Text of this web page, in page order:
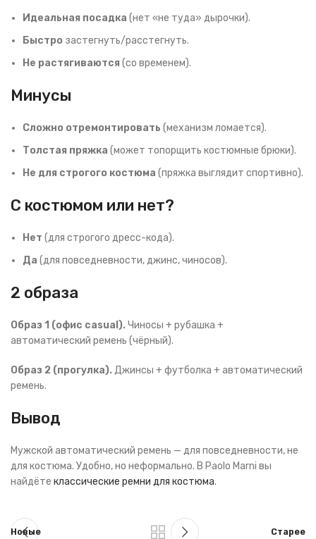
Идеальная посадка (нет «не туда» дырочки).
Быстро застегнуть/расстегнуть.
Не растягиваются (со временем).
Минусы
Сложно отремонтировать (механизм ломается).
Толстая пряжка (может топорщить костюмные брюки).
Не для строгого костюма (пряжка выглядит спортивно).
С костюмом или нет?
Нет (для строгого дресс-кода).
Да (для повседневности, джинс, чиносов).
2 образа
Образ 1 (офис casual). Чиносы + рубашка +
автоматический ремень (чёрный).
Образ 2 (прогулка). Джинсы + футболка + автоматический
ремень.
Вывод
Мужской автоматический ремень — для повседневности, не
для костюма. Удобно, но неформально. В Paolo Marni вы
найдёте классические ремни для костюма.
Новые Старее